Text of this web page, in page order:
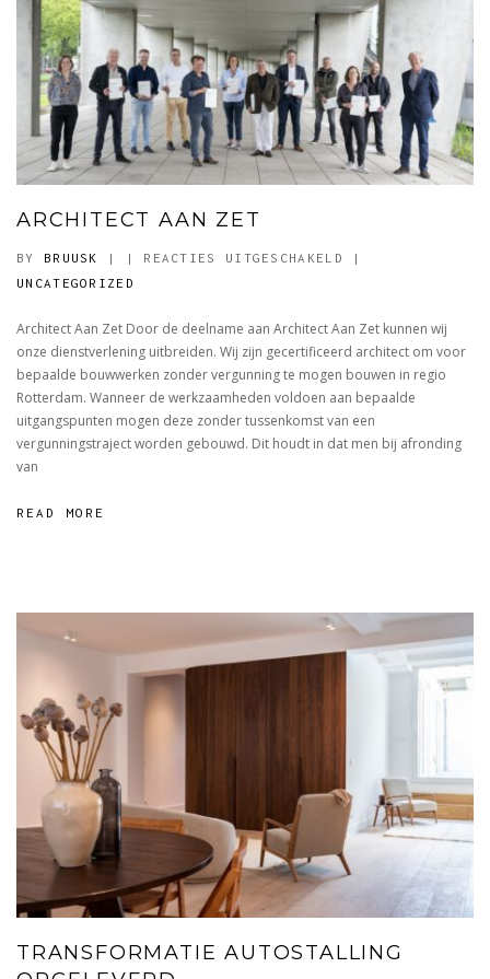
ARCHITECT AAN ZET
BY BRUUSK | | REACTIES UITGESCHAKELD VOOR
ZET
|
UNCATEGORIZED
Architect Aan Zet Door de deelname aan Architect Aan Zet kunnen wij
onze dienstverlening uitbreiden. Wij zijn gecertificeerd architect om voor
bepaalde bouwwerken zonder vergunning te mogen bouwen in regio
Rotterdam. Wanneer de werkzaamheden voldoen aan bepaalde
uitgangspunten mogen deze zonder tussenkomst van een
vergunningstraject worden gebouwd. Dit houdt in dat men bij afronding
van
READ MORE
TRANSFORMATIE AUTOSTALLING